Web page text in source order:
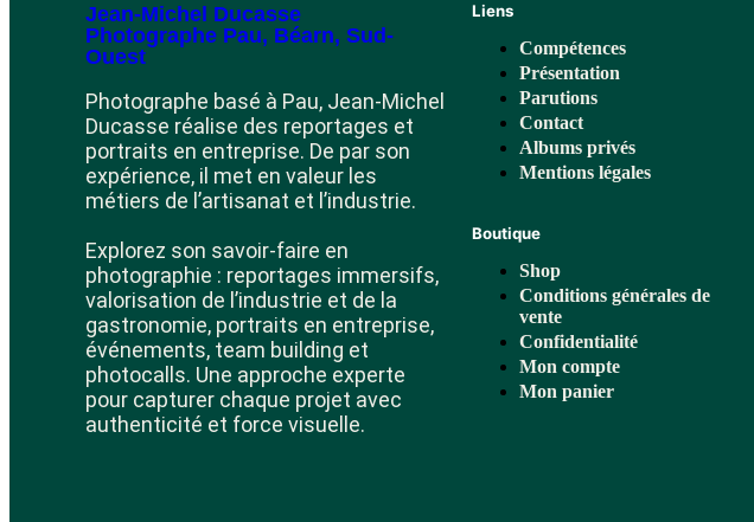
Jean-Michel Ducasse
Photographe Pau, Béarn, Sud-
Ouest
Photographe basé à Pau, Jean-Michel
Ducasse réalise des reportages et
portraits en entreprise. De par son
expérience, il met en valeur les
métiers de l’artisanat et l’industrie.
Explorez son savoir-faire en
photographie : reportages immersifs,
valorisation de l’industrie et de la
gastronomie, portraits en entreprise,
événements, team building et
photocalls. Une approche experte
pour capturer chaque projet avec
authenticité et force visuelle.
Liens
Compétences
Présentation
Parutions
Contact
Albums privés
Mentions légales
Boutique
Shop
Conditions générales de
vente
Confidentialité
Mon compte
Mon panier